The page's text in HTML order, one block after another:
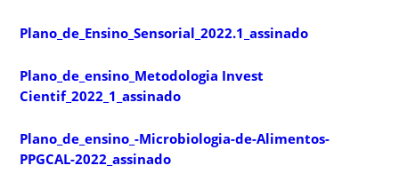
Plano_de_Ensino_Sensorial_2022.1_assinado
Plano_de_ensino_Metodologia Invest
Cientif_2022_1_assinado
Plano_de_ensino_-Microbiologia-de-Alimentos-
PPGCAL-2022_assinado